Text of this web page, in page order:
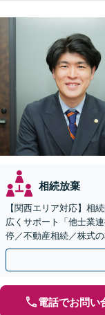
相続放棄
【関西エリア対応】相
広くサポート「他士業
停／不動産相続／株式
／相続放棄（借金の相
電話でお問い